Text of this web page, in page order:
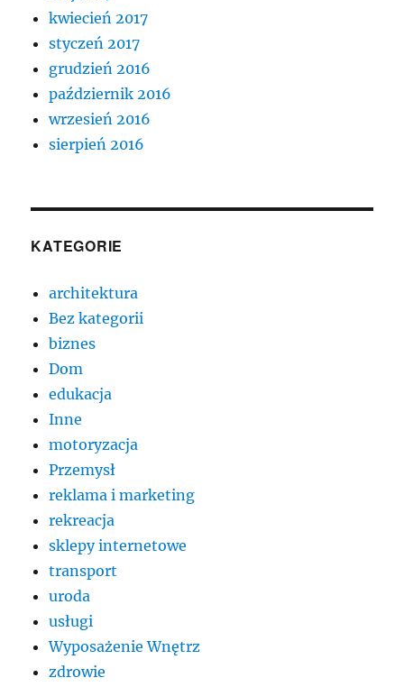
kwiecień 2017
styczeń 2017
grudzień 2016
październik 2016
wrzesień 2016
sierpień 2016
KATEGORIE
architektura
Bez kategorii
biznes
Dom
edukacja
Inne
motoryzacja
Przemysł
reklama i marketing
rekreacja
sklepy internetowe
transport
uroda
usługi
Wyposażenie Wnętrz
zdrowie